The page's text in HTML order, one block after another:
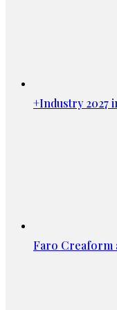
+Industry 2027
Faro Creaform